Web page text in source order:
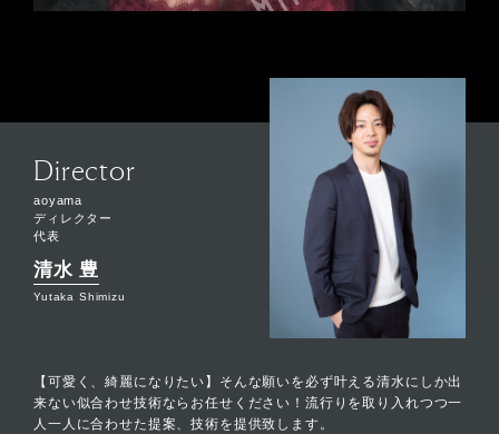
Director
aoyama
ディレクター
代表
清水 豊
Yutaka Shimizu
【可愛く、綺麗になりたい】そんな願いを必ず叶える清水にしか出
来ない似合わせ技術ならお任せください！流行りを取り入れつつ一
人一人に合わせた提案、技術を提供致します。